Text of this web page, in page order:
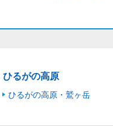
るがの高原
ひるがの高原・鷲ヶ岳